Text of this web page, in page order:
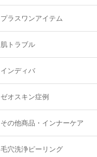
プラスワンアイテム
肌トラブル
インディバ
ゼオスキン症例
その他商品・インナーケア
毛穴洗浄ピーリング